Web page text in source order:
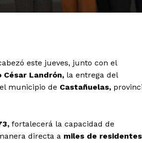
este jueves, junto con el
Landrón, la entrega del
municipio de Castañuelas,
fortalecerá la capacidad de
directa a miles de residentes